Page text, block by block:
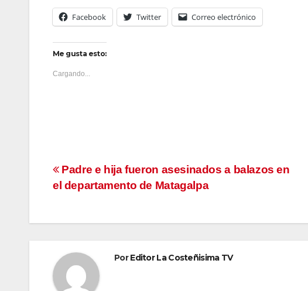
Facebook Twitter Correo electrónico
Me gusta esto:
Cargando...
Navegación
entradas
Padre e hija fueron asesinados a balazos en
el departamento de Matagalpa
PorEditor La Costeñisima TV